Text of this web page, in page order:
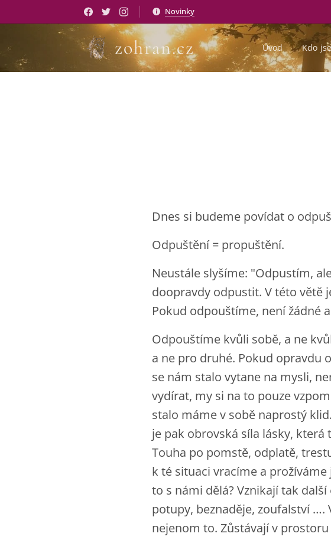
Novinky
zohran.cz Úvod Kdo
Dnes si budeme povídat o
Odpuštění = propuštění.
Neustále slyšíme: "Odpustím,
doopravdy odpustit. V této větě
Pokud odpouštíme, není žádné
Odpouštíme kvůli sobě, a ne
a ne pro druhé. Pokud opravdu
se nám stalo vytane na mysli,
vydírat, my si na to pouze
stalo máme v sobě naprostý
je pak obrovská síla lásky,
Touha po pomstě, odplatě,
k té situaci vracíme a prožíváme
to s námi dělá? Vznikají tak
potupy, beznaděje, zoufalství
nejenom to. Zůstávají v